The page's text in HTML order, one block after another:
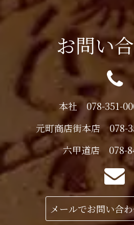
お問い
本社 078-351-
元町商店街本店 078-
六甲道店 078-
メールでお問い合